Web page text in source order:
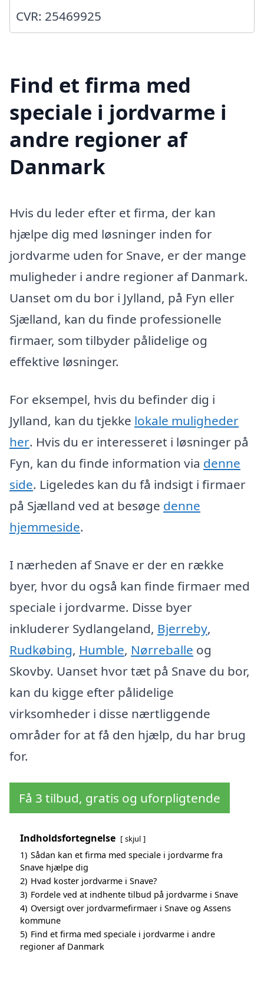
CVR: 25469925
Find et firma med
speciale i jordvarme i
andre regioner af
Danmark
Hvis du leder efter et firma, der kan
hjælpe dig med løsninger inden for
jordvarme uden for Snave, er der mange
muligheder i andre regioner af Danmark.
Uanset om du bor i Jylland, på Fyn eller
Sjælland, kan du finde professionelle
firmaer, som tilbyder pålidelige og
effektive løsninger.
For eksempel, hvis du befinder dig i
Jylland, kan du tjekke lokale muligheder
her. Hvis du er interesseret i løsninger på
Fyn, kan du finde information via denne
side. Ligeledes kan du få indsigt i firmaer
på Sjælland ved at besøge denne
hjemmeside.
I nærheden af Snave er der en række
byer, hvor du også kan finde firmaer med
speciale i jordvarme. Disse byer
inkluderer Sydlangeland, Bjerreby,
Rudkøbing, Humble, Nørreballe og
Skovby. Uanset hvor tæt på Snave du bor,
kan du kigge efter pålidelige
virksomheder i disse nærtliggende
områder for at få den hjælp, du har brug
for.
Få 3 tilbud, gratis og uforpligtende
Indholdsfortegnelse skjul
1) Sådan kan et firma med speciale i jordvarme fra
Snave hjælpe dig
2) Hvad koster jordvarme i Snave?
3) Fordele ved at indhente tilbud på jordvarme i Snave
4) Oversigt over jordvarmefirmaer i Snave og Assens
kommune
5) Find et firma med speciale i jordvarme i andre
regioner af Danmark